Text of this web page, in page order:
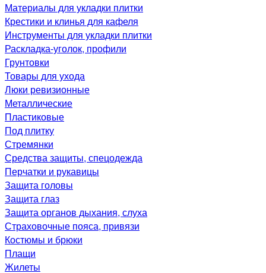
Материалы для укладки плитки
Крестики и клинья для кафеля
Инструменты для укладки плитки
Раскладка-уголок, профили
Грунтовки
Товары для ухода
Люки ревизионные
Металлические
Пластиковые
Под плитку
Стремянки
Средства защиты, спецодежда
Перчатки и рукавицы
Защита головы
Защита глаз
Защита органов дыхания, слуха
Страховочные пояса, привязи
Костюмы и брюки
Плащи
Жилеты